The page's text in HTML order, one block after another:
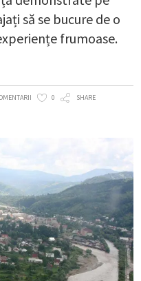
să se bucure de o
frumoase.
0 SHARE